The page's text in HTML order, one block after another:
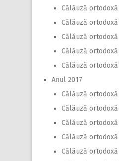
Călăuză ortodoxă
Călăuză ortodoxă
Călăuză ortodoxă
Călăuză ortodoxă
Călăuză ortodoxă
Anul 2017
Călăuză ortodoxă
Călăuză ortodoxă
Călăuză ortodoxă
Călăuză ortodoxă
Călăuză ortodoxă